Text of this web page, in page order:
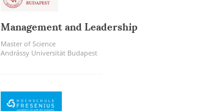
Management and Leadership
Master of Science
Andrássy Universität Budapest